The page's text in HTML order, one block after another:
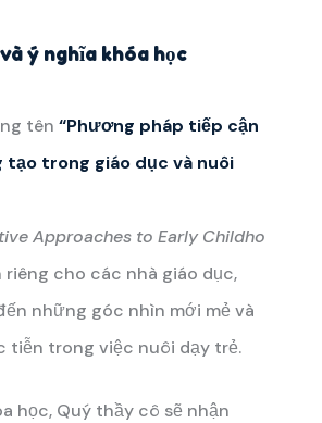
ý nghĩa khóa học
tên “Phương pháp tiếp cận
tạo trong giáo dục và nuôi
Approaches to Early Childhood
riêng cho các nhà giáo dục,
những góc nhìn mới mẻ và
tiễn trong việc nuôi dạy trẻ.
học, Quý thầy cô sẽ nhận